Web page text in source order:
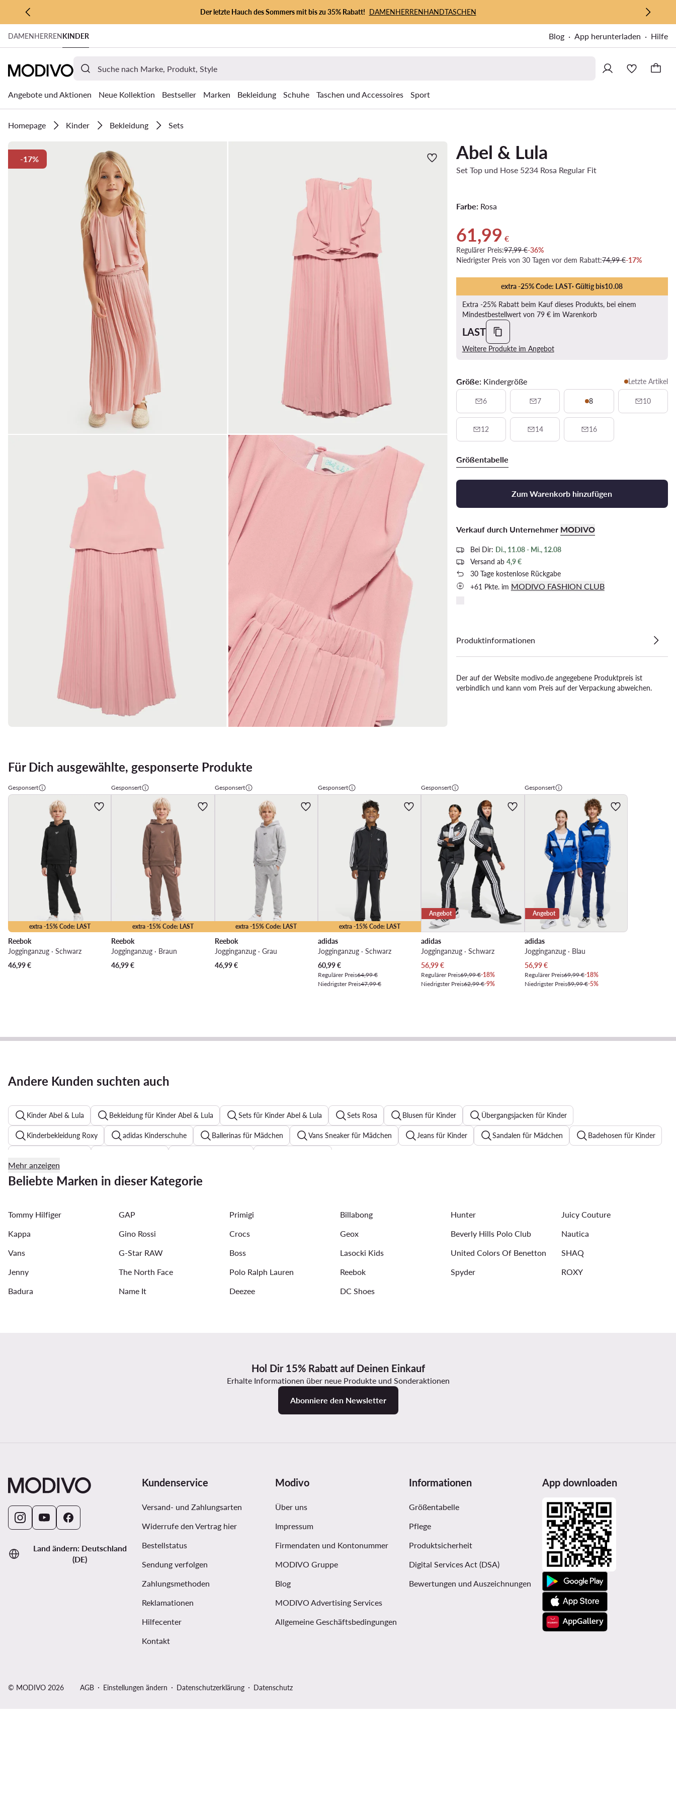
ZUM HAUPTINHALT SPRINGEN
ZUR SUCHE
Der letzte Hauch des Sommers mit bis zu 35% Rabatt! DAMENHERRENHANDTASCHEN
DAMENHERRENKINDER Blog App herunterladen Hilfe
Angebote und Aktionen Neue Kollektion Bestseller Marken Bekleidung Schuhe Taschen und Accessoires Sport
Homepage Kinder Bekleidung Sets
-17% Abel & Lula
Set Top und Hose 5234 Rosa Regular Fit
Farbe:Rosa
Aktueller Preis 61,99 €
61,99 €
Regulärer Preis:97,99 €-36%
Niedrigster Preis von 30 Tagen vor dem Rabatt:74,99 €-17%
extra -25% Code: LAST· Gültig bis10.08
Extra -25% Rabatt beim Kauf dieses Produkts, bei einem
Mindestbestellwert von 79 € im Warenkorb
LAST
Weitere Produkte im Angebot
Größe: Kindergröße Letzte Artikel
6 7 8 10
12 14 16
Größentabelle
Zum Warenkorb hinzufügen
Verkauf durch Unternehmer MODIVO
Bei Dir: Di., 11.08 - Mi., 12.08
Versand ab 4,9 €
30 Tage kostenlose Rückgabe
+61 Pkte. im MODIVO FASHION CLUB
Produktinformationen
Der auf der Website modivo.de angegebene Produktpreis ist
verbindlich und kann vom Preis auf der Verpackung abweichen.
Für Dich ausgewählte, gesponserte Produkte
Gesponsert
extra -15% Code: LAST
Reebok
Jogginganzug · Schwarz
46,99€
Gesponsert
extra -15% Code: LAST
Reebok
Jogginganzug · Braun
46,99€
Gesponsert
extra -15% Code: LAST
Reebok
Jogginganzug · Grau
46,99€
Gesponsert
extra -15% Code: LAST
adidas
Jogginganzug · Schwarz
Aktueller Preis
60,99€
Regulärer Preis64,99 €
Niedrigster Preis47,99 €
Gesponsert
Angebot
adidas
Jogginganzug · Schwarz
Aktueller Preis
56,99€
Regulärer Preis69,99 €-18%
Niedrigster Preis62,99 €-9%
Gesponsert
Angebot
adidas
Jogginganzug · Blau
Aktueller Preis
56,99€
Regulärer Preis69,99 €-18%
Niedrigster Preis59,99 €-5%
Andere Kunden suchten auch
Kinder Abel & Lula Bekleidung für Kinder Abel & Lula Sets für Kinder Abel & Lula Sets Rosa Blusen für Kinder Übergangsjacken für Kinder
Kinderbekleidung Roxy adidas Kinderschuhe Ballerinas für Mädchen Vans Sneaker für Mädchen Jeans für Kinder Sandalen für Mädchen Badehosen für Kinder
Caps für Kinder Pyjamas für Kinder Shorts für Kinder
Sandalen für Jungen Puma Kinderschuhe Poloshirts für Kinder
Mehr anzeigen
Beliebte Marken in dieser Kategorie
Tommy Hilfiger GAP Primigi Billabong Hunter
Juicy Couture
Kappa
Gino Rossi Crocs Geox Beverly Hills Polo Club
Nautica
Vans
G-Star RAW Boss Lasocki Kids United Colors Of Benetton
SHAQ
Jenny
The North Face Polo Ralph Lauren Reebok Spyder
ROXY
Badura
Name It Deezee DC Shoes
Hol Dir 15% Rabatt auf Deinen Einkauf
Erhalte Informationen über neue Produkte und Sonderaktionen
Abonniere den Newsletter
Land ändern: Deutschland
(DE)
Kundenservice
Versand- und Zahlungsarten
Widerrufe den Vertrag hier
Bestellstatus
Sendung verfolgen
Zahlungsmethoden
Reklamationen
Hilfecenter
Kontakt
Modivo
Über uns
Impressum
Firmendaten und Kontonummer
MODIVO Gruppe
Blog
MODIVO Advertising Services
Allgemeine Geschäftsbedingungen
Informationen
Größentabelle
Pflege
Produktsicherheit
Digital Services Act (DSA)
Bewertungen und Auszeichnungen
App downloaden
© MODIVO 2026 AGB Einstellungen ändern Datenschutzerklärung Datenschutz